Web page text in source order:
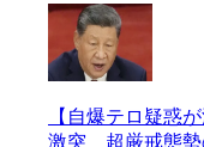
【自爆テロ疑惑
激突 超厳戒態